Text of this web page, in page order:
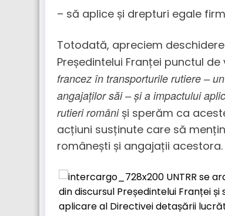
– să aplice și drepturi egale
Totodată, apreciem
Președintelui Franței punctul de
francez în transporturile rutiere –
angajaților săi – și a impactului
rutieri româniși sperăm ca
acțiuni susținute care să
românești și angajații acestora.